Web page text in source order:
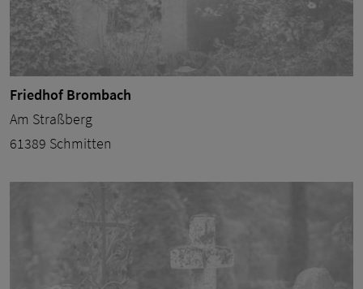
Friedhof Brombach
Am Straßberg
61389 Schmitten